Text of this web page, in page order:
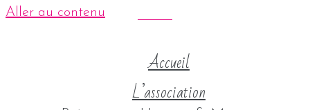
Aller au contenu
Accueil
L’association